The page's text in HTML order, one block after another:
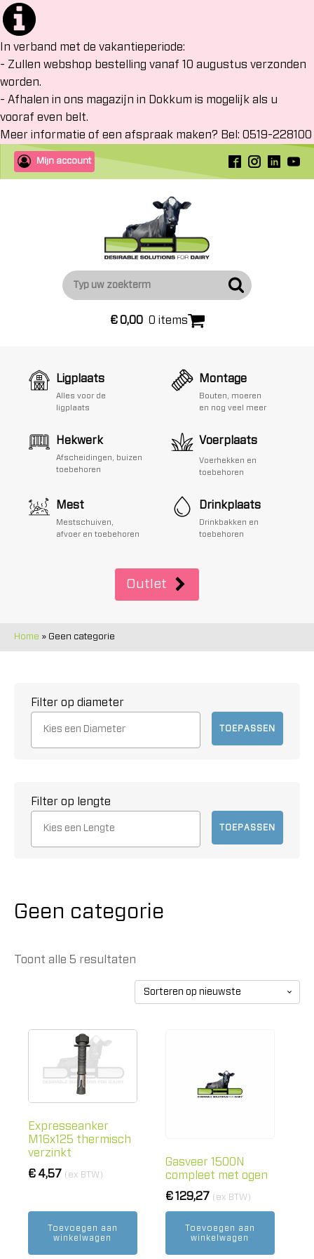
In verband met de vakantieperiode:
- Zullen webshop bestelling vanaf 10 augustus verzonden
worden.
- Afhalen in ons magazijn in Dokkum is mogelijk als u
vooraf even belt.
Meer informatie of een afspraak maken? Bel: 0519-228100
Mijn account
€0,00 0 items
Ligplaats
Alles voor de
ligplaats
Montage
Bouten, moeren
en nog veel meer
Hekwerk
Afscheidingen, buizen
toebehoren
Voerplaats
Voerhekken en
toebehoren
Mest
Mestschuiven,
afvoer en toebehoren
Drinkplaats
Drinkbakken en
toebehoren
Outlet
Home » Geen categorie
Filter op diameter
TOEPASSEN
Filter op lengte
TOEPASSEN
Geen categorie
Toont alle 5 resultaten
op
nieuwste
Expresseanker
M16x125 thermisch
verzinkt
€ 4,57 (ex BTW)
Toevoegen aan
winkelwagen
Gasveer 1500N
compleet met ogen
€129,27 (ex BTW)
Toevoegen aan
winkelwagen